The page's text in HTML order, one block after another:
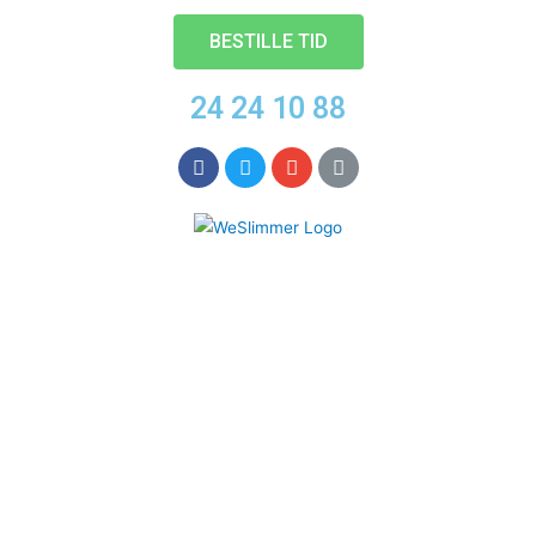
BESTILLE TID
24 24 10 88